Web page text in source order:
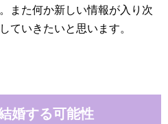
また何か新しい情報が入り次
ていきたいと思います。
婚する可能性